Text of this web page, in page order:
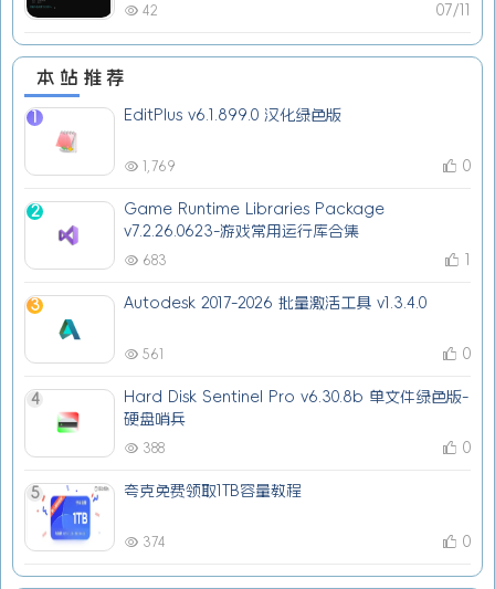
07/11
42
本站推荐
1 EditPlus v6.1.899.0 汉化绿色版
1,769 0
2
Game Runtime Libraries Package
v7.2.26.0623-游戏常用运行库合集
683 1
3 Autodesk 2017-2026 批量激活工具 v1.3.4.0
561 0
4
Hard Disk Sentinel Pro v6.30.8b 单文件绿色版-
硬盘哨兵
388 0
5 夸克免费领取1TB容量教程
374 0